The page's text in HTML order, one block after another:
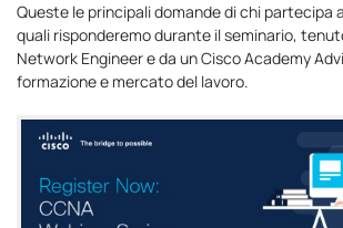
Queste le principali domande di chi partecipa
quali risponderemo durante il seminario,
Network Engineer e da un Cisco Academy
formazione e mercato del lavoro.